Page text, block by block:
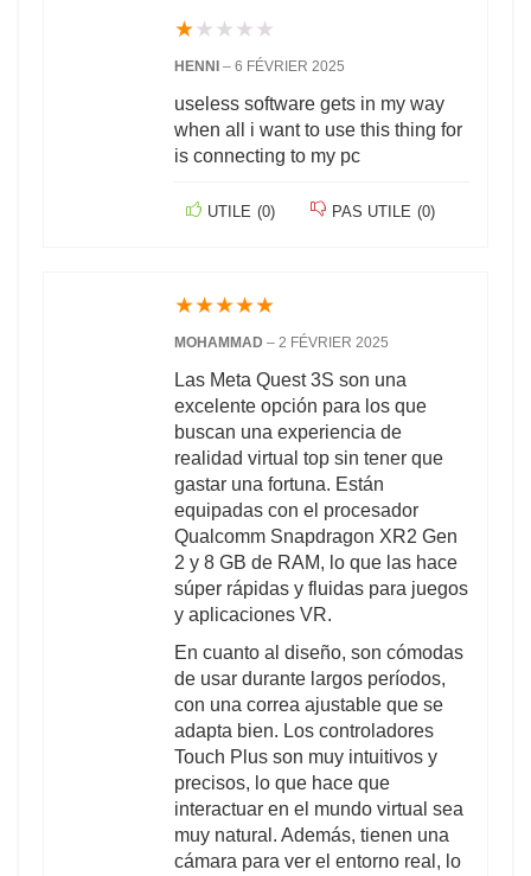
★★ ★ ★ ★
HENNI – 6 FÉVRIER 2025
useless software gets in my way
when all i want to use this thing for
is connecting to my pc
UTILE (0) PAS UTILE (0)
★★★★★
MOHAMMAD – 2 FÉVRIER 2025
Las Meta Quest 3S son una
excelente opción para los que
buscan una experiencia de
realidad virtual top sin tener que
gastar una fortuna. Están
equipadas con el procesador
Qualcomm Snapdragon XR2 Gen
2 y 8 GB de RAM, lo que las hace
súper rápidas y fluidas para juegos
y aplicaciones VR.
En cuanto al diseño, son cómodas
de usar durante largos períodos,
con una correa ajustable que se
adapta bien. Los controladores
Touch Plus son muy intuitivos y
precisos, lo que hace que
interactuar en el mundo virtual sea
muy natural. Además, tienen una
cámara para ver el entorno real, lo